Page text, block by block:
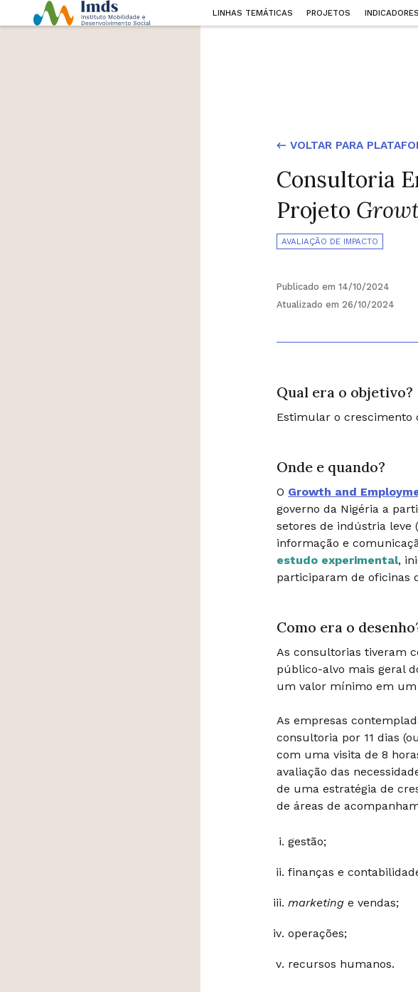
LINHAS TEMÁTICAS PROJETOS INDICADORES
← VOLTAR PARA
Consultoria
Projeto
AVALIAÇÃO DE IMPACTO
Publicado em 14/10/2024
Atualizado em 26/10/2024
Qual era o objetivo?
Estimular o crescimento
Onde e quando?
O Growth and
governo da Nigéria a
setores de indústria leve
informação e
estudo experimental,
participaram de oficinas
Como era o
As consultorias tiveram
público-alvo mais geral
um valor mínimo em um
As empresas
consultoria por 11 dias
com uma visita de 8
avaliação das
de uma estratégia de
de áreas de
gestão;
finanças e
marketing e vendas;
operações;
recursos humanos.